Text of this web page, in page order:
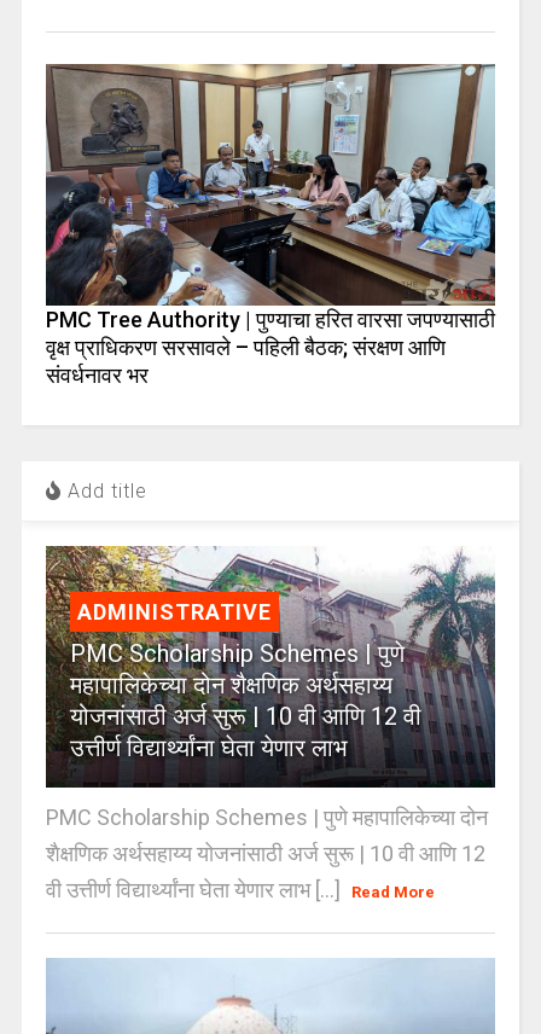
PMC Tree Authority | पुण्याचा हरित वारसा जपण्यासाठी
वृक्ष प्राधिकरण सरसावले – पहिली बैठक; संरक्षण आणि
संवर्धनावर भर
Add title
ADMINISTRATIVE
PMC Scholarship Schemes | पुणे
महापालिकेच्या दोन शैक्षणिक अर्थसहाय्य
योजनांसाठी अर्ज सुरू | 10 वी आणि 12 वी
उत्तीर्ण विद्यार्थ्यांना घेता येणार लाभ
PMC Scholarship Schemes | पुणे महापालिकेच्या दोन
शैक्षणिक अर्थसहाय्य योजनांसाठी अर्ज सुरू | 10 वी आणि 12
वी उत्तीर्ण विद्यार्थ्यांना घेता येणार लाभ [...]
Read More